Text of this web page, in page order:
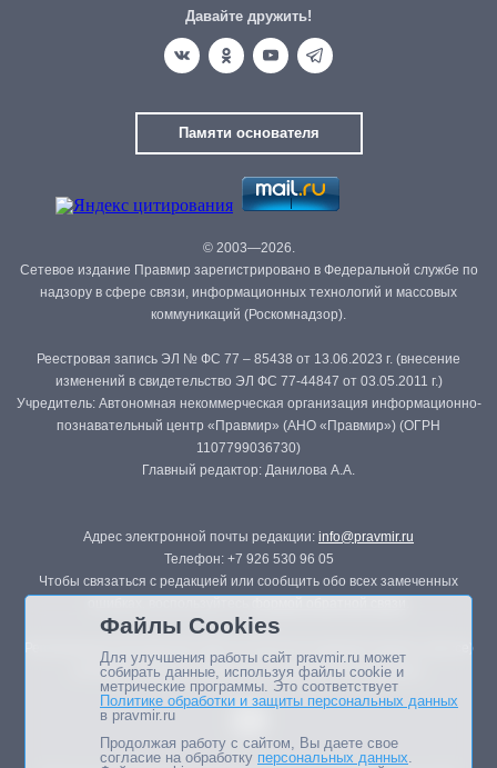
Давайте дружить!
Памяти основателя
© 2003—2026.
Сетевое издание Правмир зарегистрировано в Федеральной службе по
надзору в сфере связи, информационных технологий и массовых
коммуникаций (Роскомнадзор).
Реестровая запись ЭЛ № ФС 77 – 85438 от 13.06.2023 г. (внесение
изменений в свидетельство ЭЛ ФС 77-44847 от 03.05.2011 г.)
Учредитель: Автономная некоммерческая организация информационно-
познавательный центр «Правмир» (АНО «Правмир») (ОГРН
1107799036730)
Главный редактор: Данилова А.А.
Адрес электронной почты редакции: info@pravmir.ru
Телефон: +7 926 530 96 05
Чтобы связаться с редакцией или сообщить обо всех замеченных
Републикация материалов сайта в печатных изданиях (книгах, прессе)
возможна только с письменного разрешения редакции.
Файлы Cookies
Для улучшения работы сайт pravmir.ru может
собирать данные, используя файлы cookie и
метрические программы. Это соответствует
Политике обработки и защиты персональных данных
в pravmir.ru
Продолжая работу с сайтом, Вы даете свое
согласие на обработку персональных данных.